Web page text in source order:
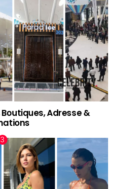
Boutiques, Adresse &